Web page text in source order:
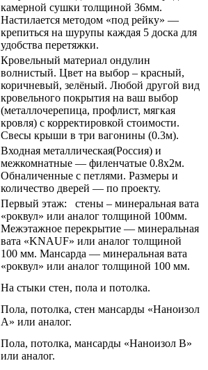
камерной сушки толщиной 36мм.
Настилается методом «под рейку» —
крепиться на шурупы каждая 5 доска для
удобства перетяжки.
Кровельный материал ондулин
волнистый. Цвет на выбор – красный,
коричневый, зелёный. Любой другой вид
кровельного покрытия на ваш выбор
(металлочерепица, профлист, мягкая
кровля) с корректировкой стоимости.
Свесы крыши в три вагонины (0.3м).
Входная металлическая(Россия) и
межкомнатные — филенчатые 0.8х2м.
Обналиченные с петлями. Размеры и
количество дверей — по проекту.
Первый этаж: стены – минеральная вата
«роквул» или аналог толщиной 100мм.
Межэтажное перекрытие — минеральная
вата «KNAUF» или аналог толщиной
100 мм. Мансарда — минеральная вата
«роквул» или аналог толщиной 100 мм.
На стыки стен, пола и потолка.
Пола, потолка, стен мансарды «Наноизол
А» или аналог.
Пола, потолка, мансарды «Наноизол В»
или аналог.